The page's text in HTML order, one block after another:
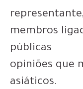
membros
públicas
opiniões que
asiáticos.